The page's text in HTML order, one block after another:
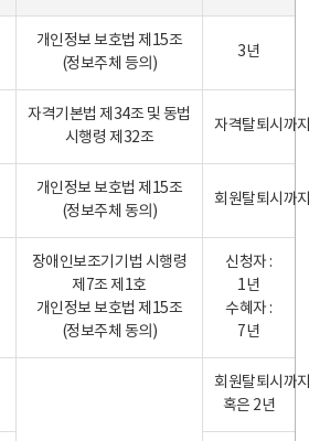
개인정보 보호법 제15조
(정보주체 등의)
3년
자격기본법 제34조 및 동법
시행령 제32조
자격탈퇴시까
개인정보 보호법 제15조
(정보주체 동의)
회원탈퇴시까
장애인보조기기법 시행령
제7조 제1호
개인정보 보호법 제15조
(정보주체 동의)
신청자 :
1년
수혜자 :
7년
회원탈퇴시까
혹은 2년